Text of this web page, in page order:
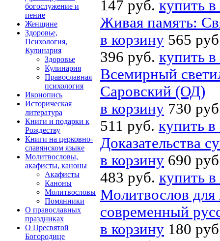
богослужение и
пение
Женщине
Здоровье,
Психология,
Кулинария
Здоровье
Кулинария
Православная
психология
Иконопись
Историческая
литература
Книги и подарки к
Рождеству
Книги на церковно-
славянском языке
Молитвословы,
акафисты, каноны
Акафисты
Каноны
Молитвословы
Помянники
О православных
праздниках
О Пресвятой
Богородице
147 руб. купить
Живая память:
в корзину 565
396 руб. купить
Всемирный
Саровский (ОД)
в корзину 730
511 руб. купить в
Доказательства
в корзину 690
483 руб. купить
Молитвослов для
современный
в корзину 180